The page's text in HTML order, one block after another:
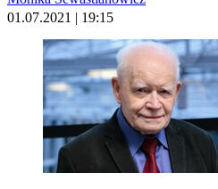
01.07.2021 | 19:15